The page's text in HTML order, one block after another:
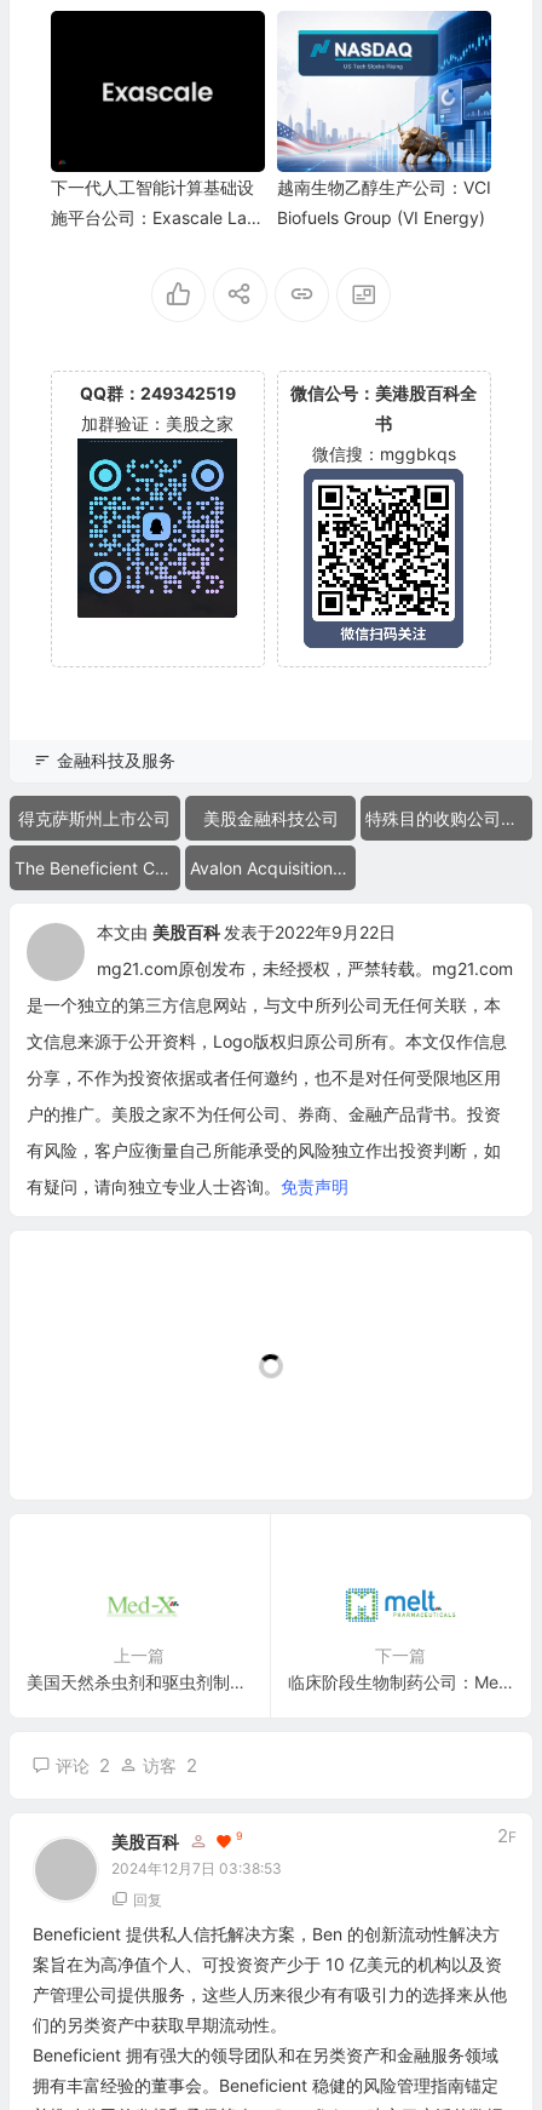
gs, Inc.(VCTR)
c.(NTH)
下一代人工智能计算基础设
施平台公司：Exascale Lab
越南生物乙醇生产公司：VCI
Biofuels Group (VI Energy)
QQ群：249342519
加群验证：美股之家
微信公号：美港股百科全
书
微信搜：mggbkqs
金融科技及服务
得克萨斯州上市公司 美股金融科技公司 特殊目的收购公司合并上市
The Beneficient Company Group Avalon Acquisition Inc.
本文由 美股百科 发表于2022年9月22日
mg21.com原创发布，未经授权，严禁转载。mg21.com
是一个独立的第三方信息网站，与文中所列公司无任何关联，本
文信息来源于公开资料，Logo版权归原公司所有。本文仅作信息
分享，不作为投资依据或者任何邀约，也不是对任何受限地区用
户的推广。美股之家不为任何公司、券商、金融产品背书。投资
有风险，客户应衡量自己所能承受的风险独立作出投资判断，如
有疑问，请向独立专业人士咨询。 免责声明
上一篇
美国天然杀虫剂和驱虫剂制造商：Med-X, Inc.(MXRX)
下一篇
临床阶段生物制药公司：Melt Pharmaceuticals(MELT)
评论 2 访客 2
美股百科 9
2024年12月7日 03:38:53
2F
回复
Beneficient 提供私人信托解决方案，Ben 的创新流动性解决方
案旨在为高净值个人、可投资资产少于 10 亿美元的机构以及资
产管理公司提供服务，这些人历来很少有有吸引力的选择来从他
们的另类资产中获取早期流动性。
Beneficient 拥有强大的领导团队和在另类资产和金融服务领域
拥有丰富经验的董事会。Beneficient 稳健的风险管理指南锚定